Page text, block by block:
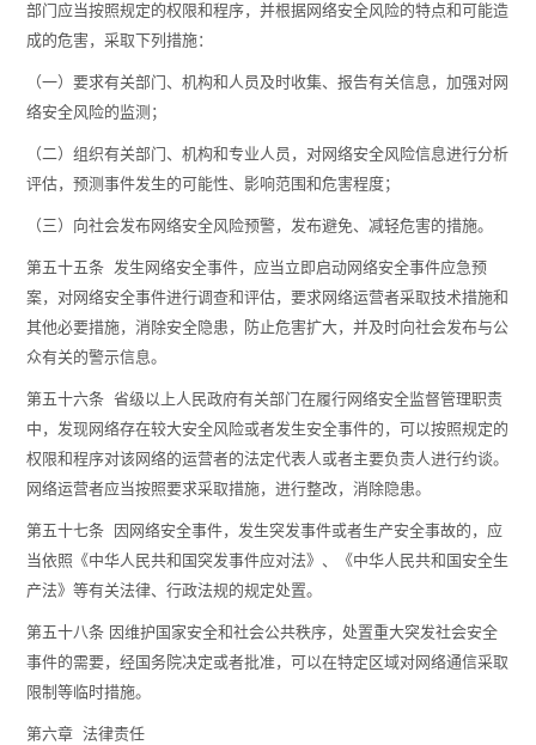
部门应当按照规定的权限和程序，并根据网络安全风险的特点和可能造
成的危害，采取下列措施：
（一）要求有关部门、机构和人员及时收集、报告有关信息，加强对网
络安全风险的监测；
（二）组织有关部门、机构和专业人员，对网络安全风险信息进行分析
评估，预测事件发生的可能性、影响范围和危害程度；
（三）向社会发布网络安全风险预警，发布避免、减轻危害的措施。
第五十五条 发生网络安全事件，应当立即启动网络安全事件应急预
案，对网络安全事件进行调查和评估，要求网络运营者采取技术措施和
其他必要措施，消除安全隐患，防止危害扩大，并及时向社会发布与公
众有关的警示信息。
第五十六条 省级以上人民政府有关部门在履行网络安全监督管理职责
中，发现网络存在较大安全风险或者发生安全事件的，可以按照规定的
权限和程序对该网络的运营者的法定代表人或者主要负责人进行约谈。
网络运营者应当按照要求采取措施，进行整改，消除隐患。
第五十七条 因网络安全事件，发生突发事件或者生产安全事故的，应
当依照《中华人民共和国突发事件应对法》、《中华人民共和国安全生
产法》等有关法律、行政法规的规定处置。
第五十八条 因维护国家安全和社会公共秩序，处置重大突发社会安全
事件的需要，经国务院决定或者批准，可以在特定区域对网络通信采取
限制等临时措施。
第六章 法律责任